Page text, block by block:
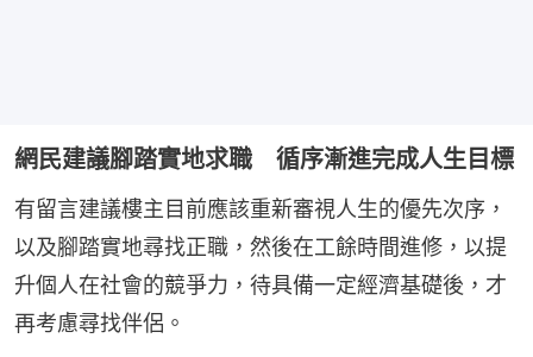
網民建議腳踏實地求職 循序漸進完成人生目標
有留言建議樓主目前應該重新審視人生的優先次序，
以及腳踏實地尋找正職，然後在工餘時間進修，以提
升個人在社會的競爭力，待具備一定經濟基礎後，才
再考慮尋找伴侶。